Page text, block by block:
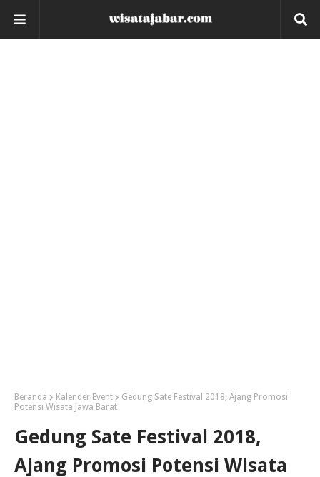
Beranda Kalender Event
Gedung Sate Festival 2018, Ajang Promosi
Potensi Wisata Jawa Barat
Gedung Sate Festival 2018,
Ajang Promosi Potensi Wisata